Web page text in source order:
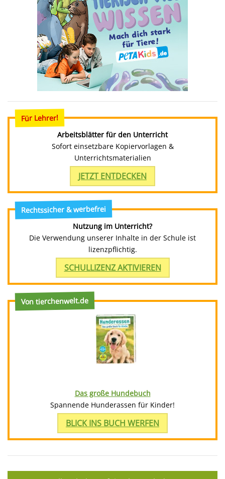
Für Lehrer!
Arbeitsblätter für den Unterricht
Sofort einsetzbare Kopiervorlagen &
Unterrichtsmaterialien
JETZT ENTDECKEN
Rechtssicher & werbefrei
Nutzung im Unterricht?
Die Verwendung unserer Inhalte in der Schule ist
lizenzpflichtig.
SCHULLIZENZ AKTIVIEREN
Von tierchenwelt.de
Das große Hundebuch
Spannende Hunderassen für Kinder!
BLICK INS BUCH WERFEN